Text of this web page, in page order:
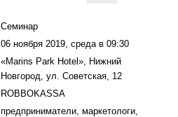
Семинар
06 ноября 2019, среда в 09:30
«Marins Park Hotel», Нижний
Новгород, ул. Советская, 12
ROBBOKASSA
предприниматели, маркетологи,